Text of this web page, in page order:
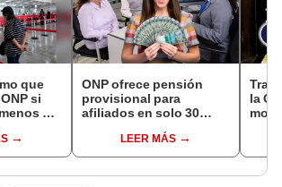
que
si
de
ONP ofrece pensión
provisional para
afiliados en solo 30
beneficiarios y cómo
acceder?
LEER MÁS
la